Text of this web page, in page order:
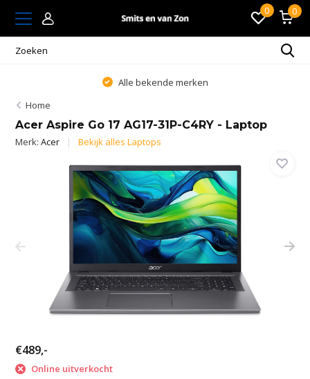
0 0
Alle bekende merken
Home
Acer Aspire Go 17 AG17-31P-C4RY - Laptop
Merk:Acer Bekijk alles Laptops
€489,-
Online uitverkocht